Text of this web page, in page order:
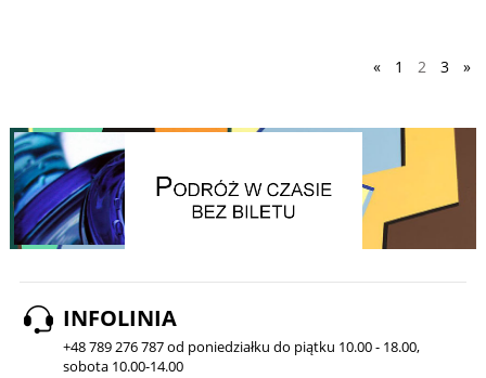
« 1 2 3 »
INFOLINIA
+48 789 276 787 od poniedziałku do piątku 10.00 - 18.00,
sobota 10.00-14.00